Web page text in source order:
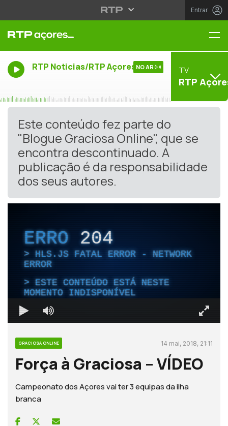
Entrar
RTP Noticias/RTP Açores NO AR TV
RTP
Este conteúdo fez parte do
"Blogue Graciosa Online", que se
encontra descontinuado. A
publicação é da responsabilidade
dos seus autores.
ERRO204
HLS.JS FATAL ERROR - NETWORK
ERROR
ESTE CONTEÚDO ESTÁ NESTE
MOMENTO INDISPONÍVEL
GRACIOSA ONLINE 14 mai, 2018, 21:11
Força à Graciosa – VÍDEO
Campeonato dos Açores vai ter 3 equipas da ilha
branca